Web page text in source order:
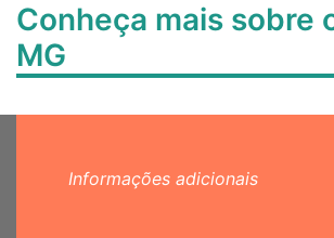
Conheça mais sobre
MG
Informações adicionais